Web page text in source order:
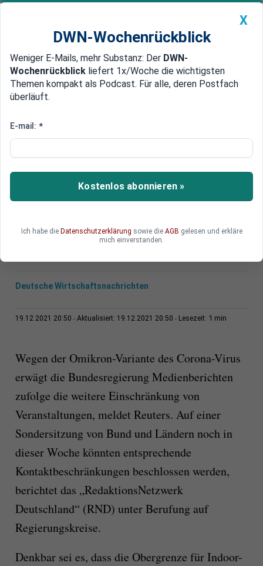
Newsticker MEIN DWN: Geldanlage Premium
Edelmetalle DWN-Magazin China
Bericht: Bundesregierung erwägt
Einschränkungen
Wegen der Omikron-Variante des Corona-Virus
erwägt die Bundesregierung Medienberichten
Veranstaltungen.
Deutsche Wirtschaftsnachrichten
19.12.2021 20:50 Aktualisiert: 19.12.2021 20:50 Lesezeit: 1 min
Wegen der Omikron-Variante des Corona-Virus
erwägt die Bundesregierung Medienberichten
zufolge die weitere Einschränkung von
Veranstaltungen, meldet Reuters. Auf einer
Sondersitzung von Bund und Ländern noch in
dieser Woche könnten entsprechende
Kontaktbeschränkungen beschlossen werden,
berichtet das „RedaktionsNetzwerk
Deutschland“ (RND) unter Berufung auf
Regierungskreise.
Denkbar sei es, dass die Obergrenze für Indoor-
X
DWN-Wochenrückblick
Weniger E-Mails, mehr Substanz: Der DWN-
Wochenrückblick liefert 1x/Woche die wichtigsten
Themen kompakt als Podcast. Für alle, deren Postfach
überläuft.
E-mail: *
Kostenlos abonnieren »
Ich habe die Datenschutzerklärung sowie die AGB gelesen und erkläre
mich einverstanden.